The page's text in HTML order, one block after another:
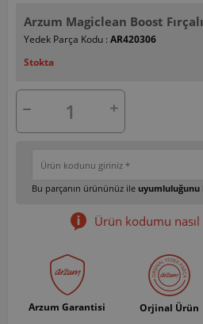
Arzum Magiclean Boost
Yedek Parça Kodu : AR420306
Stokta
Bu parçanın ürününüz ile
Ürün kodumu
Arzum Garantisi Orjinal Ürün